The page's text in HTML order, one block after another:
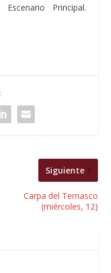
Principal.
Siguiente
Carpa del Ternasco
(miércoles, 12)